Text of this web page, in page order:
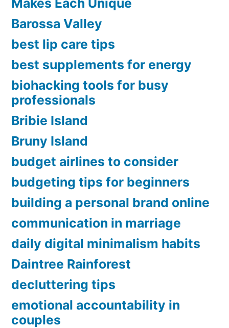
Makes Each Unique
Barossa Valley
best lip care tips
best supplements for energy
biohacking tools for busy
professionals
Bribie Island
Bruny Island
budget airlines to consider
budgeting tips for beginners
building a personal brand online
communication in marriage
daily digital minimalism habits
Daintree Rainforest
decluttering tips
emotional accountability in
couples